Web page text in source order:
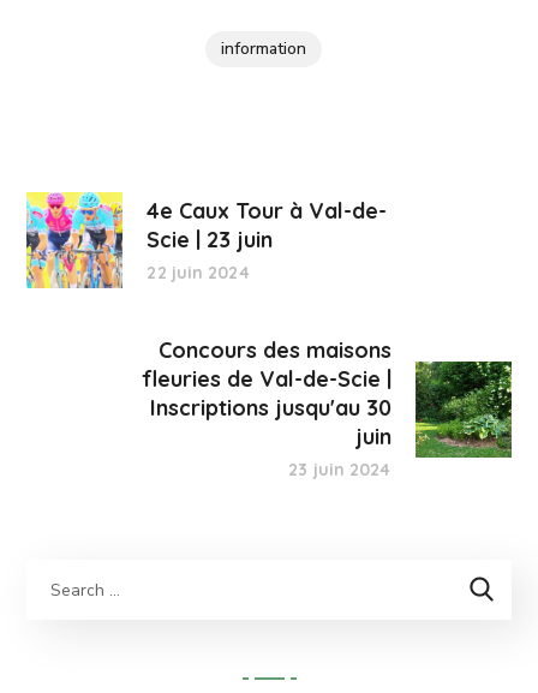
information
4e Caux Tour à Val-de-
Scie | 23 juin
22 juin 2024
Concours des maisons
fleuries de Val-de-Scie |
Inscriptions jusqu'au 30
juin
23 juin 2024